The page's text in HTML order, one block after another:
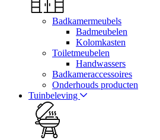
Badkamermeubels
Badmeubelen
Kolomkasten
Toiletmeubelen
Handwassers
Badkameraccessoires
Onderhouds producten
Tuinbeleving